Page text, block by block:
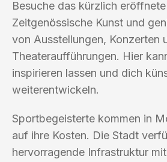
Besuche das kürzlich
Zeitgenössische Kunst und
von Ausstellungen, Konzerten
Theateraufführungen. Hier
inspirieren lassen und dich
weiterentwickeln.
Sportbegeisterte kommen in
auf ihre Kosten. Die Stadt
hervorragende Infrastruktur